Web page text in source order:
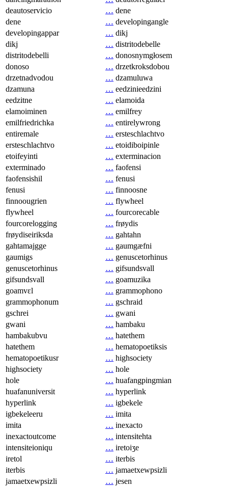
deautoservicio
… dene
dene
… developingangle
developingappar
… dikj
dikj
… distritodebelle
distritodebelli
… donosnymgłosem
donoso
… drzetkroksdobou
drzetnadvodou
… dzamuluwa
dzamuna
… eedzinieedzini
eedzitne
… elamoida
elamoiminen
… emilfrey
emilfriedrichka
… entirelywrong
entiremale
… ersteschlachtvo
ersteschlachtvo
… etoidiboipinle
etoifeyinti
… exterminacion
exterminado
… faofensi
faofensishil
… fenusi
fenusi
… finnoosne
finnoougrien
… flywheel
flywheel
… fourcorecable
fourcorelogging
… frøydis
frøydiseiriksda
… gahtahn
gahtamajgge
… gaumgæfni
gaumigs
… genuscetorhinus
genuscetorhinus
… gifsundsvall
gifsundsvall
… goamuzika
goamvɛl
… grammophono
grammophonum
… gschraid
gschrei
… gwani
gwani
… hambaku
hambakubvu
… hatethem
hatethem
… hematopoetiksis
hematopoetikusr
… highsociety
highsociety
… hole
hole
… huafangpingmian
huafanuniversit
… hyperlink
hyperlink
… igbekele
igbekeleeru
… imita
imita
… inexacto
inexactoutcome
… intensitehta
intensiteioniqu
… iretoiʒe
iretol
… iterbis
iterbis
… jamaetxewpsizli
jamaetxewpsizli
… jesen